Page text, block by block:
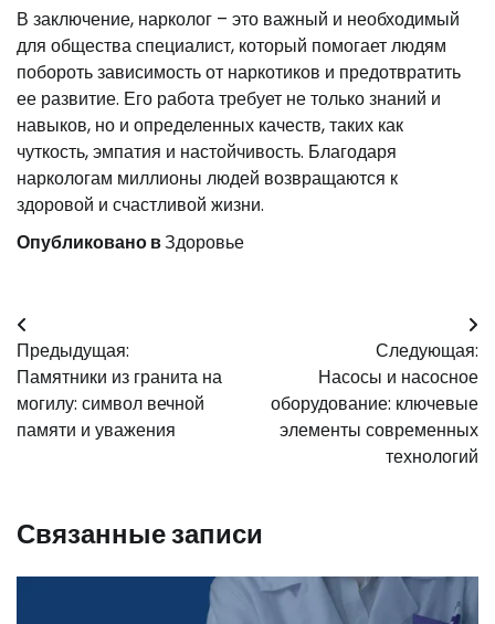
В заключение, нарколог – это важный и необходимый
для общества специалист, который помогает людям
побороть зависимость от наркотиков и предотвратить
ее развитие. Его работа требует не только знаний и
навыков, но и определенных качеств, таких как
чуткость, эмпатия и настойчивость. Благодаря
наркологам миллионы людей возвращаются к
здоровой и счастливой жизни.
Опубликовано вЗдоровье
Навигация
по
записям
Предыдущая:
Памятники из гранита на
могилу: символ вечной
памяти и уважения
Следующая:
Насосы и насосное
оборудование: ключевые
элементы современных
технологий
Связанные записи